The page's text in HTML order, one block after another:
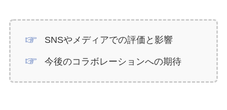
SNSやメディアでの評価と影響
今後のコラボレーションへの期待